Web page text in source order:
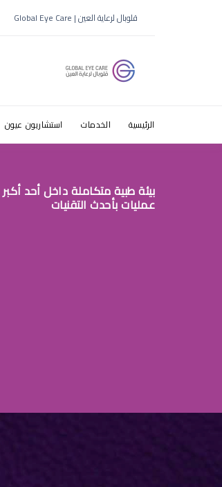
قلوبال لرعاية العين | Global Eye Care
الرئيسية الخدمات استشاريون عيون
بيئة طبية متكاملة داخل أحد
عمليات بأحدث التقنيات